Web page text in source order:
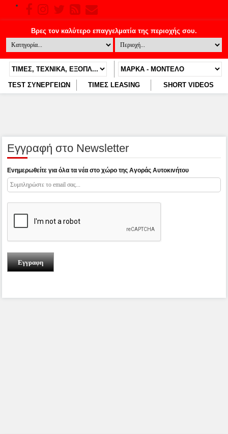
TEST ΣΥΝΕΡΓΕΙΩΝ ΤΙΜΕΣ LEASING SHORT VIDEOS
Εγγραφή στο Newsletter
Ενημερωθείτε για όλα τα νέα στο χώρο της Αγοράς Αυτοκινήτου
Εγγραφη